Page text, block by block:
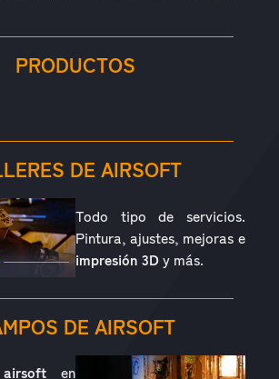
PRODUCTOS
ACCESORIOS
DE AIRSOFT
Todo tipo de servicios.
Pintura, ajustes, mejoras e
impresión 3D y más.
DE AIRSOFT
en